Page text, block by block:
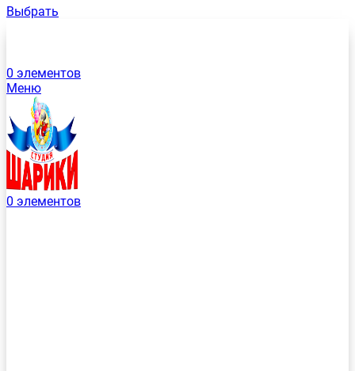
0 элементов
Меню
0 элементов
Выбрать